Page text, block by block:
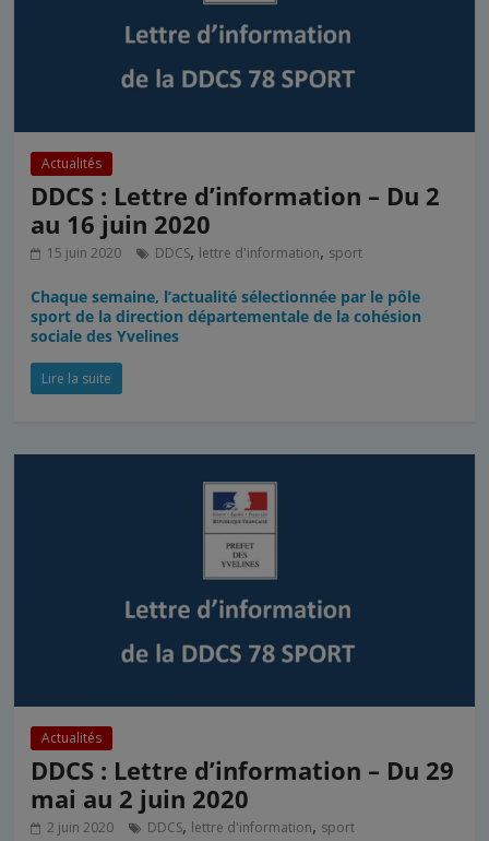
Actualités
DDCS : Lettre d’information – Du 2
au 16 juin 2020
15 juin 2020 DDCS, lettre d'information, sport
Chaque semaine, l’actualité sélectionnée par le pôle
sport de la direction départementale de la cohésion
sociale des Yvelines
Lire la suite
Actualités
DDCS : Lettre d’information – Du 29
mai au 2 juin 2020
2 juin 2020 DDCS, lettre d'information, sport